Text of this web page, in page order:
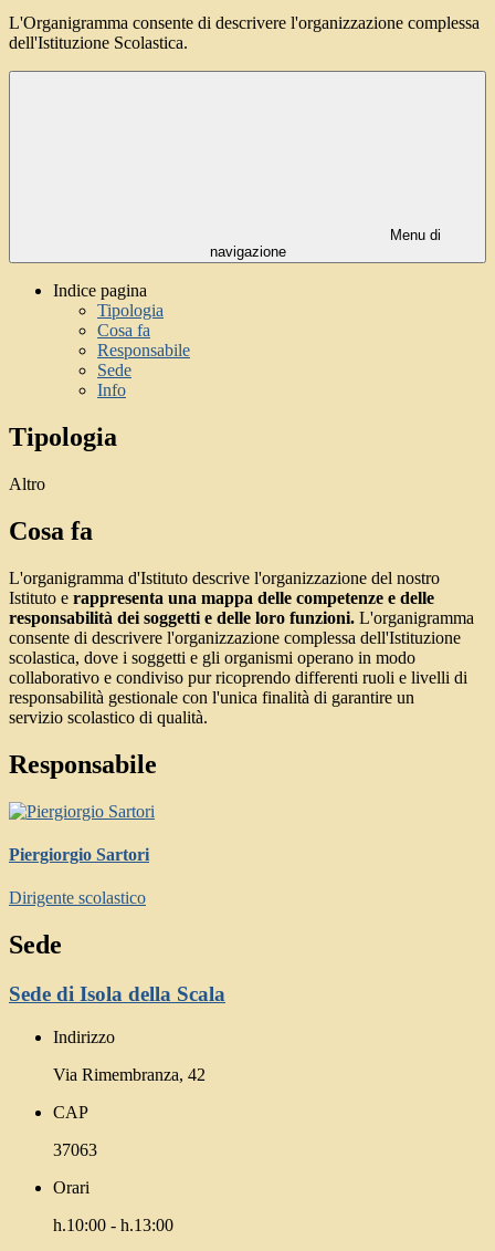
L'Organigramma consente di descrivere l'organizzazione complessa
dell'Istituzione Scolastica.
Menu di
navigazione
Indice pagina
Tipologia
Cosa fa
Responsabile
Sede
Info
Tipologia
Altro
Cosa fa
L'organigramma d'Istituto descrive l'organizzazione del nostro
Istituto e rappresenta una mappa delle competenze e delle
responsabilità dei soggetti e delle loro funzioni. L'organigramma
consente di descrivere l'organizzazione complessa dell'Istituzione
scolastica, dove i soggetti e gli organismi operano in modo
collaborativo e condiviso pur ricoprendo differenti ruoli e livelli di
responsabilità gestionale con l'unica finalità di garantire un
servizio scolastico di qualità.
Responsabile
Piergiorgio Sartori
Dirigente scolastico
Sede
Sede di Isola della Scala
Indirizzo
Via Rimembranza, 42
CAP
37063
Orari
h.10:00 - h.13:00